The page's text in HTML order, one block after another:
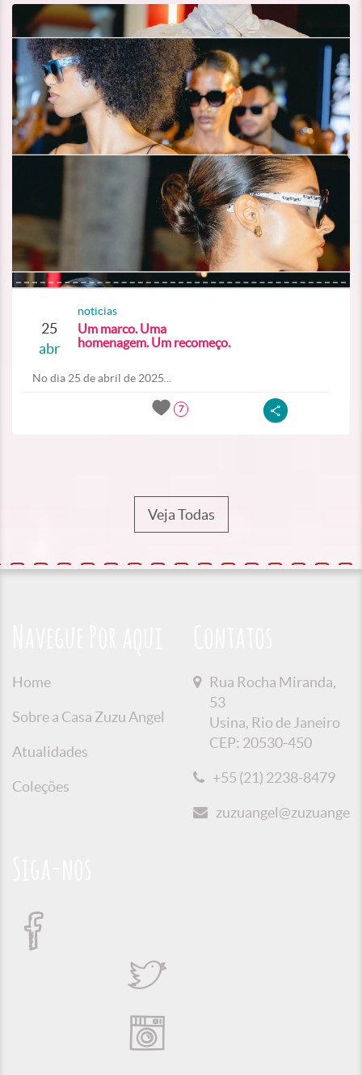
25
abr
noticias
Um marco. Uma
homenagem. Um recomeço.
No dia 25 de abril de 2025...
7
Veja Todas
Home
Sobre a Casa Zuzu Angel
Atualidades
Coleções
Rua Rocha Miranda,
53
Usina, Rio de Janeiro
CEP: 20530-450
+55 (21) 2238-8479